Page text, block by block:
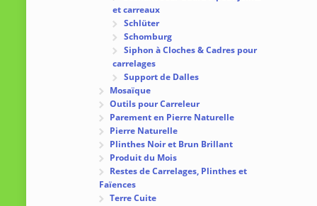
et carreaux
Schlüter
Schomburg
Siphon à Cloches & Cadres pour
carrelages
Support de Dalles
Mosaïque
Outils pour Carreleur
Parement en Pierre Naturelle
Pierre Naturelle
Plinthes Noir et Brun Brillant
Produit du Mois
Restes de Carrelages, Plinthes et
Faïences
Terre Cuite